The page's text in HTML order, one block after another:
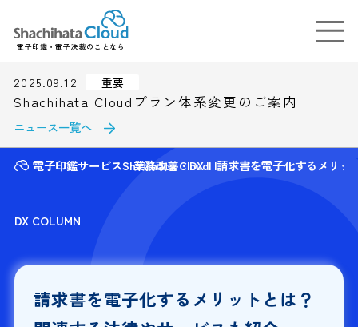
電子印鑑・電子決裁のことなら
2025.09.12 重要
Shachihata Cloudプラン体系変更のご案内
ニュース一覧へ
電子印鑑サービスShatihata Cloud
業務改善・DX 請求書を電子化するメリッ
DX COLUMN
請求書を電子化するメリットとは？